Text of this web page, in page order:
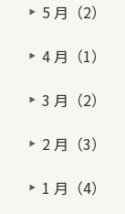
5 月（2）
4 月（1）
3 月（2）
2 月（3）
1 月（4）